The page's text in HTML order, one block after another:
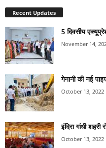
Recent Updates
5 दिवसीय
November 14,
गेनानी की नई
October 13, 2022
इंदिरा गांधी शहरी
October 13, 2022